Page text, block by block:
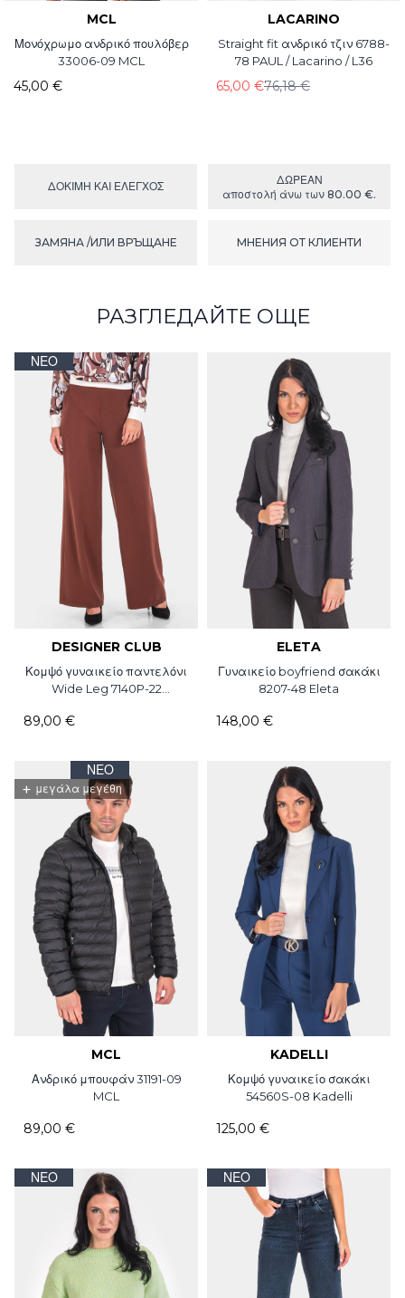
MCL
Μονόχρωμο ανδρικό πουλόβερ
33006-09 MCL
45,00 €
LACARINO
Straight fit ανδρικό τζιν 6788-
78 PAUL / Lacarino / L36
76,18 €
65,00 €
ΔΟΚΙΜΉ ΚΑΙ ΕΛΕΓΧΟΣ
ΔΩΡΕΑΝ
αποστολή άνω των 80.00 €.
ЗАМЯНА /ИЛИ ВРЪЩАНЕ МНЕНИЯ ОТ КЛИЕНТИ
РАЗГЛЕДАЙТЕ ОЩЕ
ΝΈΟ
DESIGNER CLUB
Κομψό γυναικείο παντελόνι
Wide Leg 7140P-22
89,00 €
ELETA
Γυναικείο boyfriend σακάκι
8207-48 Eleta
148,00 €
ΝΈΟ
+ μεγάλα μεγέθη
MCL
Ανδρικό μπουφάν 31191-09
MCL
89,00 €
KADELLI
Κομψό γυναικείο σακάκι
54560S-08 Kadelli
125,00 €
ΝΈΟ ΝΈΟ